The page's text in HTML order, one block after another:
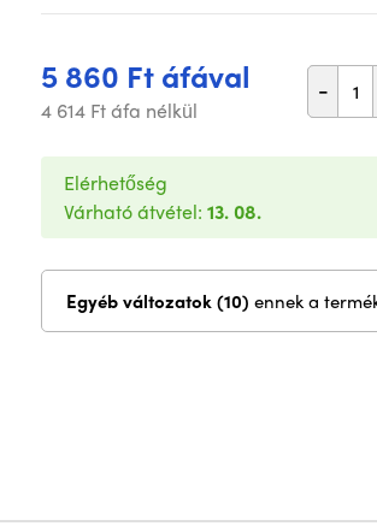
5 860 Ft áfával
4 614 Ft áfa nélkül
-
Elérhetőség
Várható átvétel: 13. 08.
Egyéb változatok (10) ennek a